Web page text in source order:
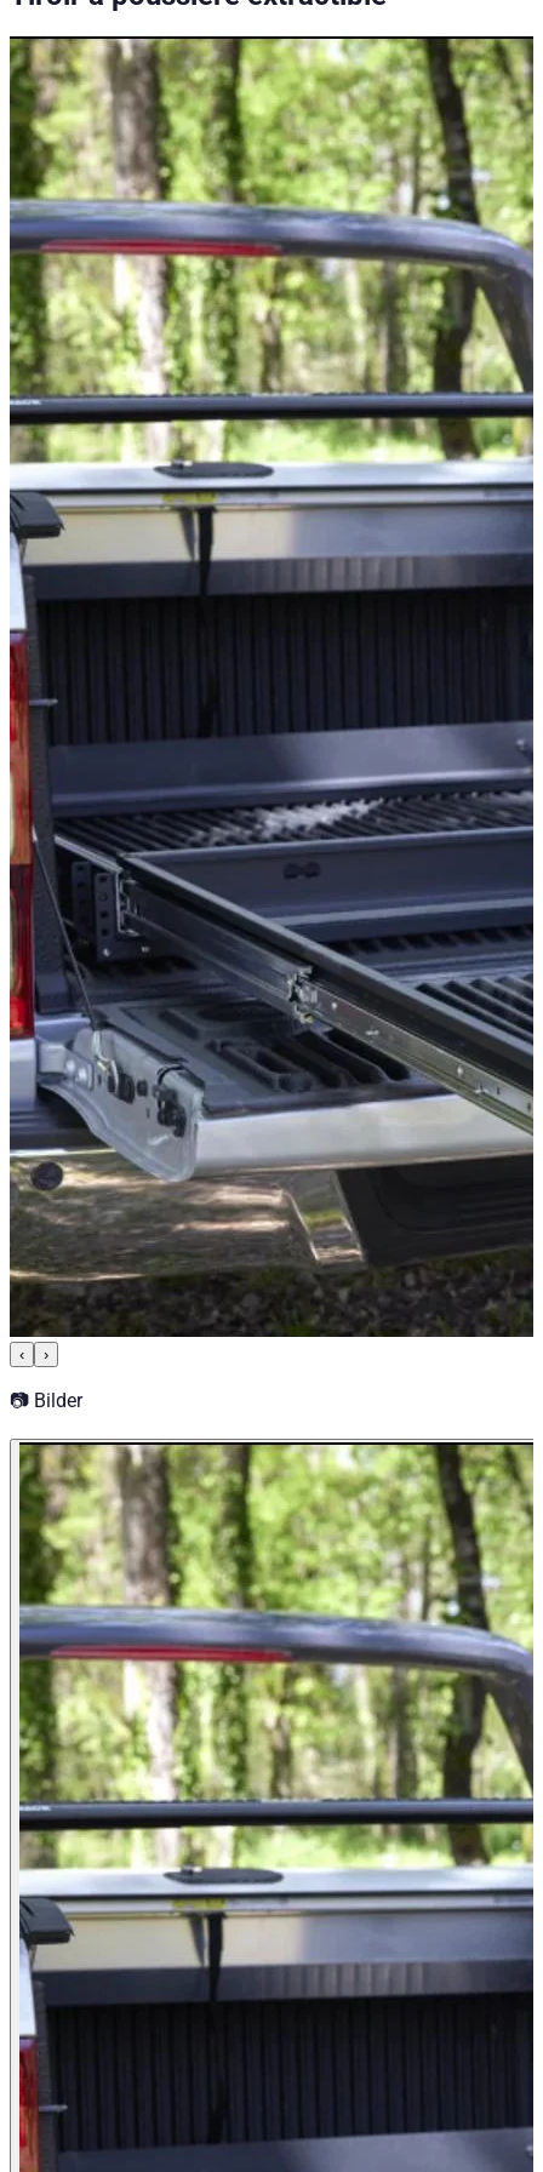
Caractéristiques techniques
Poids net:30kg
Poids brut : 30kg
Temps d'installation:120
Variantes de configuration:2
Partenaire d'installation requis: Oui
Prix à partir de:800,00€TTC
Options de configuration
Ce produit peut être configuré individuellement avec 1 options :
Plate-forme de chargement extensible
Double zone de chargement— Cette extension
Standard
Compatibilité véhicule
Compatible avec
Ford Ranger Baujahr 2023+ Doppelkabine
Kategorien
Accessoires de Pick-up
Plateau de chargement extensible & deuxième niveau
‹ ›
📷 Bilder